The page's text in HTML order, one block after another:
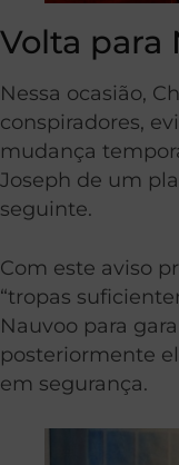
Volta para
Nessa ocasião,
conspiradores,
mudança
Joseph de um
seguinte.
Com este aviso
“tropas
Nauvoo para
posteriormente
em segurança.